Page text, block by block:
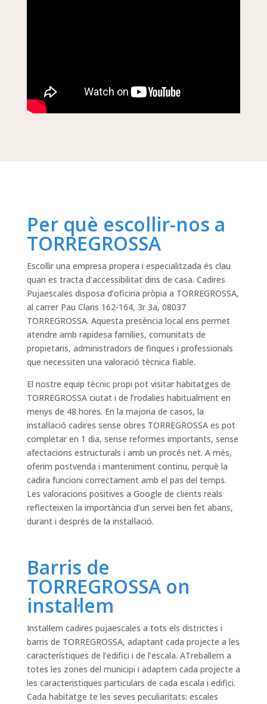
Per què escollir-nos a
TORREGROSSA
Escollir una empresa propera i especialitzada és clau
quan es tracta d’accessibilitat dins de casa. Cadires
Pujaescales disposa d’oficina pròpia a TORREGROSSA,
al carrer Pau Claris 162-164, 3r 3a, 08037
TORREGROSSA. Aquesta presència local ens permet
atendre amb rapidesa famílies, comunitats de
propietaris, administradors de finques i professionals
que necessiten una valoració tècnica fiable.
El nostre equip tècnic propi pot visitar habitatges de
TORREGROSSA ciutat i de l’rodalies habitualment en
menys de 48 hores. En la majoria de casos, la
instal·lació cadires sense obres TORREGROSSA es pot
completar en 1 dia, sense reformes importants, sense
afectacions estructurals i amb un procés net. A més,
oferim postvenda i manteniment continu, perquè la
cadira funcioni correctament amb el pas del temps.
Les valoracions positives a Google de clients reals
reflecteixen la importància d’un servei ben fet abans,
durant i després de la instal·lació.
Barris de
TORREGROSSA on
instal·lem
Instal·lem cadires pujaescales a tots els districtes i
barris de TORREGROSSA, adaptant cada projecte a les
característiques de l’edifici i de l’escala. ATreballem a
totes les zones del municipi i adaptem cada projecte a
les caracteristiques particulars de cada escala i edifici.
Cada habitatge te les seves peculiaritats: escales